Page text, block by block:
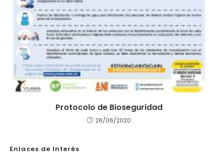
Protocolo de Bioseguridad
26/06/2020
Enlaces de Interés